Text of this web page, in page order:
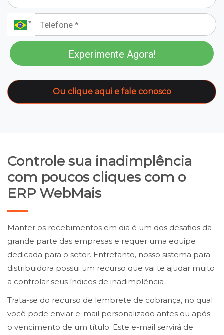
Experimente Agora!
Ou clique aqui e fale conosco
Controle sua inadimplência
com poucos cliques com o
ERP WebMais
Manter os recebimentos em dia é um dos desafios da
grande parte das empresas e requer uma equipe
dedicada para o setor. Entretanto, nosso sistema para
distribuidora possui um recurso que vai te ajudar muito
a controlar seus índices de inadimplência
Trata-se do recurso de lembrete de cobrança, no qual
você pode enviar e-mail personalizado antes ou após
o vencimento de um título. Este e-mail servirá de